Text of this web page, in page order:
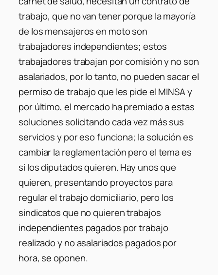
trabajo, que no van tener porque la mayoría
de los mensajeros en moto son
trabajadores independientes; estos
trabajadores trabajan por comisión y no son
asalariados, por lo tanto, no pueden sacar el
permiso de trabajo que les pide el MINSA y
por último, el mercado ha premiado a estas
soluciones solicitando cada vez más sus
servicios y por eso funciona; la solución es
cambiar la reglamentación pero el tema es
si los diputados quieren. Hay unos que
quieren, presentando proyectos para
regular el trabajo domiciliario, pero los
sindicatos que no quieren trabajos
independientes pagados por trabajo
realizado y no asalariados pagados por
hora, se oponen.